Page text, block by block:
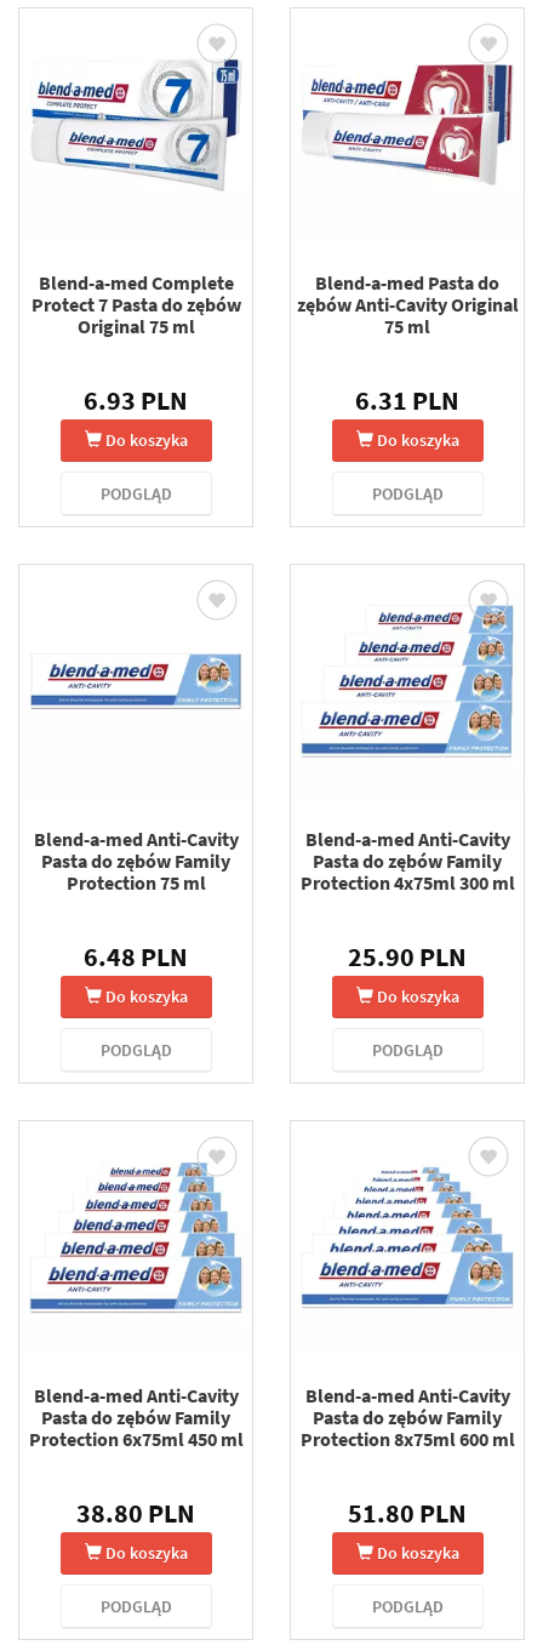
Blend-a-med Complete
Protect 7 Pasta do zębów
Original 75 ml
6.93 PLN
Do koszyka
PODGLĄD
Blend-a-med Pasta do
zębów Anti-Cavity Original
75 ml
6.31 PLN
Do koszyka
PODGLĄD
Blend-a-med Anti-Cavity
Pasta do zębów Family
Protection 75 ml
6.48 PLN
Do koszyka
PODGLĄD
Blend-a-med Anti-Cavity
Pasta do zębów Family
Protection 4x75ml 300 ml
25.90 PLN
Do koszyka
PODGLĄD
Blend-a-med Anti-Cavity
Pasta do zębów Family
Protection 6x75ml 450 ml
38.80 PLN
Do koszyka
PODGLĄD
Blend-a-med Anti-Cavity
Pasta do zębów Family
Protection 8x75ml 600 ml
51.80 PLN
Do koszyka
PODGLĄD